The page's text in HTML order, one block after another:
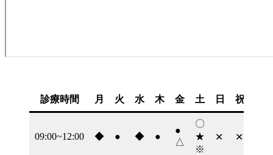
診療時間 月 火 水 木 金 土 日 祝
09:00~12:00 ◆ ● ◆ ●
●
△
〇
★
※
✕ ✕